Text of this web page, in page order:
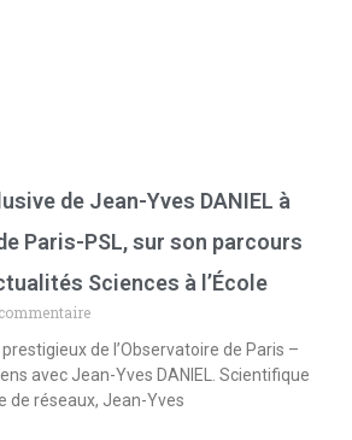
de Jean-Yves DANIEL à
Paris-PSL, sur son parcours
Sciences à l’École
de l’Observatoire de Paris –
avec Jean-Yves DANIEL. Scientifique
de réseaux, Jean-Yves